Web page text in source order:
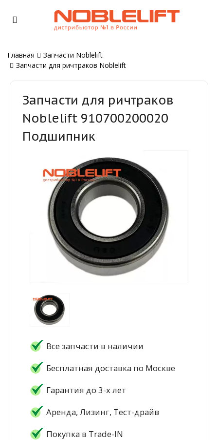
Главная
Запчасти Noblelift
Запчасти для ричтраков Noblelift
Запчасти для ричтраков
Noblelift 910700200020
Подшипник
Все запчасти в наличии
Бесплатная доставка по Москве
Гарантия до 3-х лет
Аренда, Лизинг, Тест-драйв
Покупка в Trade-IN